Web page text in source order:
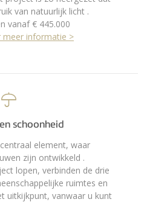
van natuurlijk licht .
vanaf € 445.000
meer informatie >
schoonheid
element, waar
zijn ontwikkeld .
lopen, verbinden de drie
ruimtes en
uitkijkpunt, vanwaar u kunt